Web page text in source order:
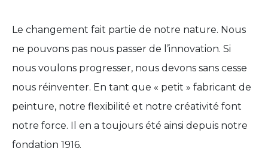
Le changement fait partie de notre nature. Nous
ne pouvons pas nous passer de l’innovation. Si
nous voulons progresser, nous devons sans cesse
nous réinventer. En tant que « petit » fabricant de
peinture, notre flexibilité et notre créativité font
notre force. Il en a toujours été ainsi depuis notre
fondation 1916.